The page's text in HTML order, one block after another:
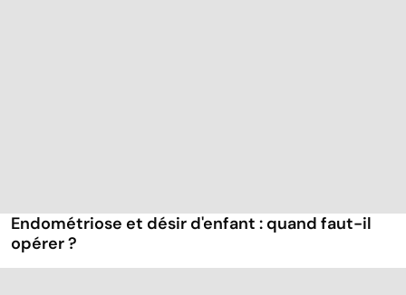
Endométriose et désir d'enfant : quand faut-il
opérer ?